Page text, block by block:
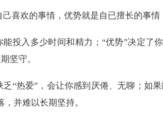
喜欢的事情，优势就是自已擅长的事情
能投入多少时间和精力；“优势”决定了
坚守。
“热爱”，会让你感到厌倦、无聊；如
并难以长期坚持。